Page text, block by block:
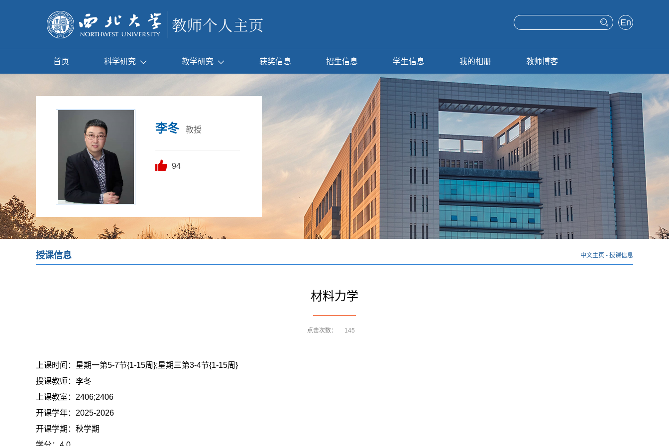
En
h
首页 科学研究 教学研究 获奖信息 招生信息 学生信息 我的相册 教师博客
李冬 教授
94
授课信息 中文主页 - 授课信息
材料力学
点击次数： 145
上课时间： 星期一第5-7节{1-15周};星期三第3-4节{1-15周}
授课教师： 李冬
上课教室： 2406;2406
开课学年： 2025-2026
开课学期： 秋学期